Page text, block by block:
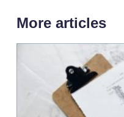
More articles